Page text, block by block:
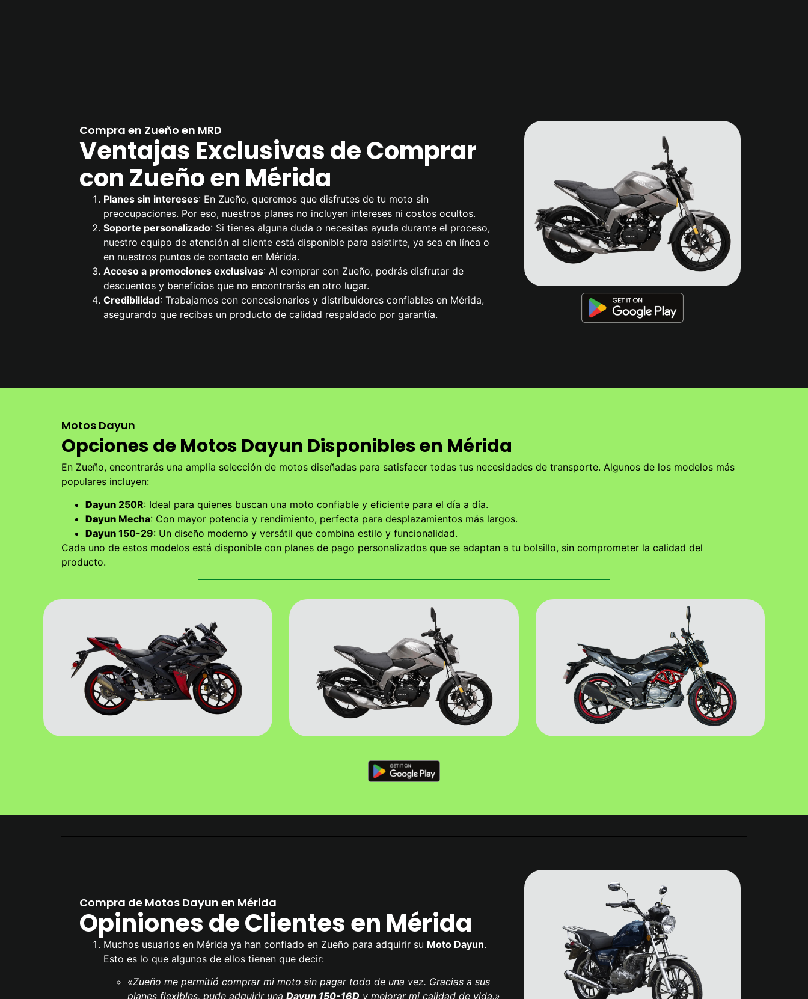
Compra en Zueño en MRD
Ventajas Exclusivas de Comprar
con Zueño en Mérida
Planes sin intereses: En Zueño, queremos que disfrutes de tu moto sin
preocupaciones. Por eso, nuestros planes no incluyen intereses ni costos ocultos.
Soporte personalizado: Si tienes alguna duda o necesitas ayuda durante el proceso,
nuestro equipo de atención al cliente está disponible para asistirte, ya sea en línea o
en nuestros puntos de contacto en Mérida.
Acceso a promociones exclusivas: Al comprar con Zueño, podrás disfrutar de
descuentos y beneficios que no encontrarás en otro lugar.
Credibilidad: Trabajamos con concesionarios y distribuidores confiables en Mérida,
asegurando que recibas un producto de calidad respaldado por garantía.
Motos Dayun
Opciones de Motos Dayun Disponibles en Mérida
En Zueño, encontrarás una amplia selección de motos diseñadas para satisfacer todas tus necesidades de transporte. Algunos de los modelos más
populares incluyen:
Dayun 250R: Ideal para quienes buscan una moto confiable y eficiente para el día a día.
Dayun Mecha: Con mayor potencia y rendimiento, perfecta para desplazamientos más largos.
Dayun 150-29: Un diseño moderno y versátil que combina estilo y funcionalidad.
Cada uno de estos modelos está disponible con planes de pago personalizados que se adaptan a tu bolsillo, sin comprometer la calidad del
producto.
Compra de Motos Dayun en Mérida
Opiniones de Clientes en Mérida
Muchos usuarios en Mérida ya han confiado en Zueño para adquirir su Moto Dayun.
Esto es lo que algunos de ellos tienen que decir:
«Zueño me permitió comprar mi moto sin pagar todo de una vez. Gracias a sus
planes flexibles, pude adquirir una Dayun 150-16D y mejorar mi calidad de vida.»